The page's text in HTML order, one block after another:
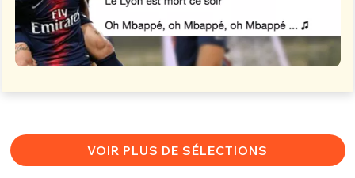
VOIR PLUS DE SÉLECTIONS